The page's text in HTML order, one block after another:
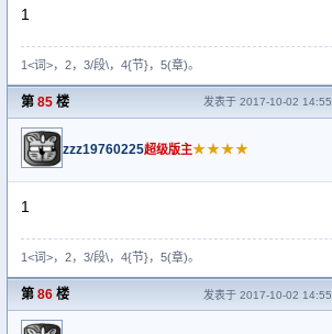
1
1<词>，2，3/段\，4{节}，5(章)。
第 85 楼 发表于 2017-10-02 14:55
zzz19760225超级版主★★★★
1
1<词>，2，3/段\，4{节}，5(章)。
第 86 楼 发表于 2017-10-02 14:55